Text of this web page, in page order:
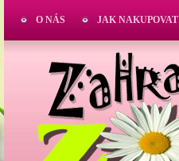
O NÁS JAK NAKUPOVAT